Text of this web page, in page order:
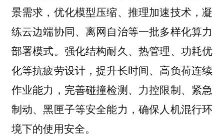
景需求，优化模型压缩、推理加速技术，凝
练云边端协同、离网自治等一批多样化算力
部署模式。强化结构耐久、热管理、功耗优
化等抗疲劳设计，提升长时间、高负荷连续
作业能力，完善碰撞检测、力控限制、紧急
制动、黑匣子等安全能力，确保人机混行环
境下的使用安全。